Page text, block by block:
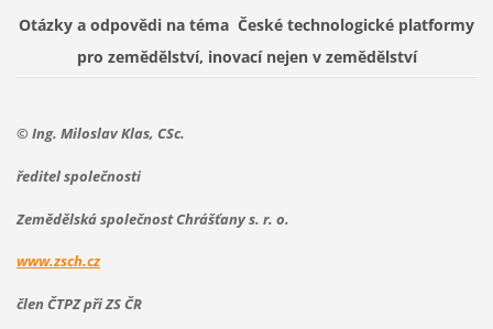
Otázky a odpovědi na téma České technologické platformy
pro zemědělství, inovací nejen v zemědělství
© Ing. Miloslav Klas, CSc.
ředitel společnosti
Zemědělská společnost Chrášťany s. r. o.
www.zsch.cz
člen ČTPZ při ZS ČR